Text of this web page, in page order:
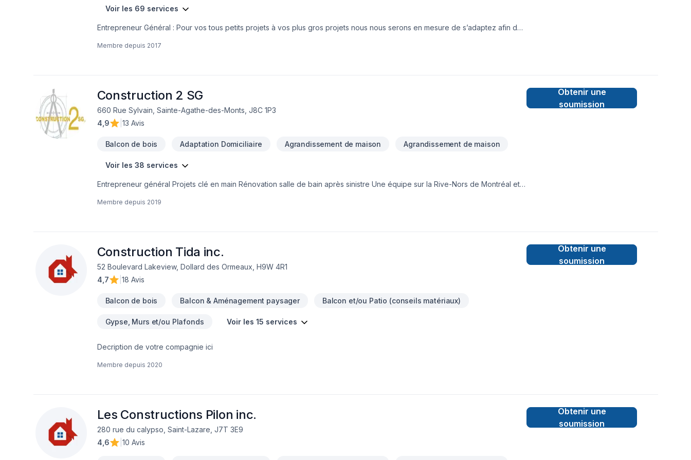
Voir les 69 services
Entrepreneur Général : Pour vos tous petits projets à vos plus gros projets nous nous serons en mesure de s’adaptez afin de
Membre depuis 2017
Construction 2 SG
660 Rue Sylvain, Sainte-Agathe-des-Monts, J8C 1P3
4,9
13 Avis
Balcon de bois Adaptation Domiciliaire Agrandissement de maison Agrandissement de maison
Voir les 38 services
Entrepreneur général Projets clé en main Rénovation salle de bain après sinistre Une équipe sur la Rive-Nors de Montréal et
Membre depuis 2019
Obtenir une
soumission
Construction Tida inc.
52 Boulevard Lakeview, Dollard des Ormeaux, H9W 4R1
4,7
18 Avis
Balcon de bois Balcon & Aménagement paysager Balcon et/ou Patio (conseils matériaux)
Gypse, Murs et/ou Plafonds Voir les 15 services
Decription de votre compagnie ici
Membre depuis 2020
Obtenir une
soumission
Les Constructions Pilon inc.
280 rue du calypso, Saint-Lazare, J7T 3E9
4,6
10 Avis
Obtenir une
soumission